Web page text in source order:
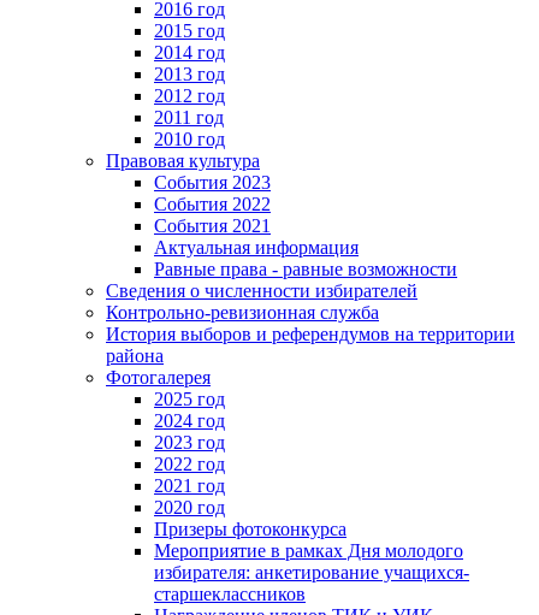
2016 год
2015 год
2014 год
2013 год
2012 год
2011 год
2010 год
Правовая культура
События 2023
События 2022
События 2021
Актуальная информация
Равные права - равные возможности
Сведения о численности избирателей
Контрольно-ревизионная служба
История выборов и референдумов на территории
района
Фотогалерея
2025 год
2024 год
2023 год
2022 год
2021 год
2020 год
Призеры фотоконкурса
Мероприятие в рамках Дня молодого
избирателя: анкетирование учащихся-
старшеклассников